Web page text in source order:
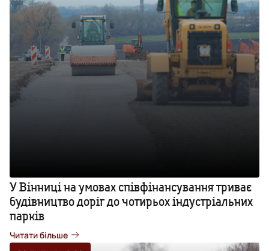
У Вінниці на умовах співфінансування триває
будівництво доріг до чотирьох індустріальних
парків
Читати більше